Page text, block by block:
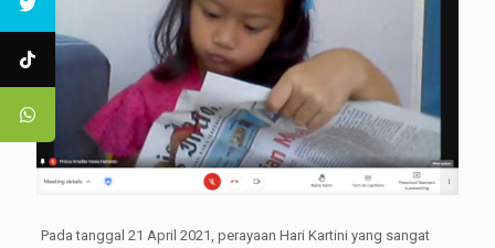
Pada tanggal 21 April 2021, perayaan Hari Kartini yang sangat